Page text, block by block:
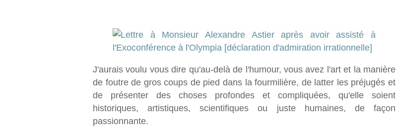
J'aurais voulu vous dire qu'au-delà de l'humour, vous avez l'art et la manière
de foutre de gros coups de pied dans la fourmilière, de latter les préjugés et
de présenter des choses profondes et compliquées, qu'elle soient
historiques, artistiques, scientifiques ou juste humaines, de façon
passionnante.